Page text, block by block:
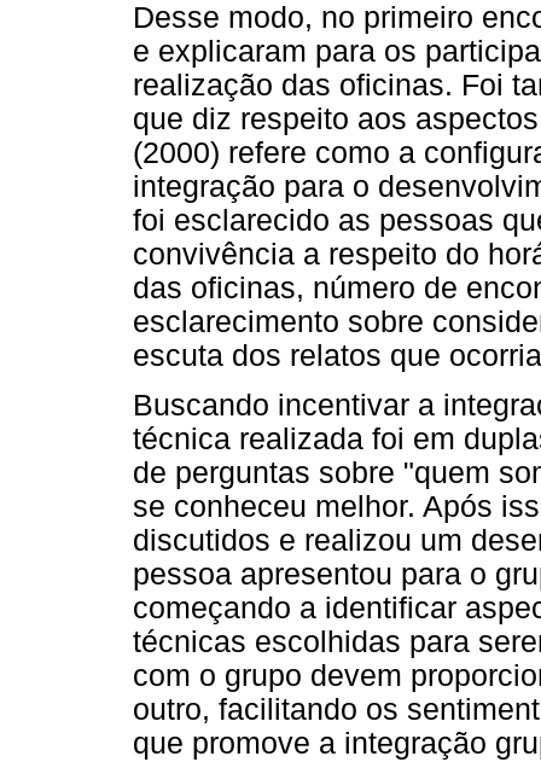
Desse modo, no primeiro
e explicaram para os
realização das oficinas. Foi
que diz respeito aos
(2000) refere como a
integração para o
foi esclarecido as pessoas
convivência a respeito do
das oficinas, número de
esclarecimento sobre
escuta dos relatos que
Buscando incentivar a
técnica realizada foi em
de perguntas sobre "quem
se conheceu melhor. Após
discutidos e realizou um
pessoa apresentou para o
começando a identificar
técnicas escolhidas para
com o grupo devem
outro, facilitando os
que promove a integração